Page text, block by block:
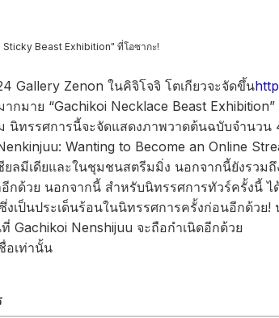
Beast Exhibition" ที่โอซากะ!
Gallery Zenon ในคิจิโจจิ โตเกียวจะจัดขึ้น
ากมาย “Gachikoi Necklace Beast
นิทรรศการนี้จะจัดแสดงภาพวาดต้นฉบับจำนว
Wanting to Become an Online
ยลมีเดียและในชุมชนสตรีมมิ่ง นอกจากนี้ยังรวม
กด้วย นอกจากนี้ สำหรับนิทรรศการทัวร์ครั้งนี้ ไ
เป็นประเด็นร้อนในนิทรรศการครั้งก่อนอีกด้วย
Gachikoi Nenshijuu จะถือกำเนิดอีกด้วย
อเท่านั้น